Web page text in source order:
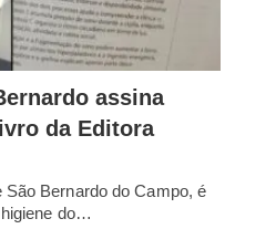
assina
da Editora
Bernardo do Campo, é
do…